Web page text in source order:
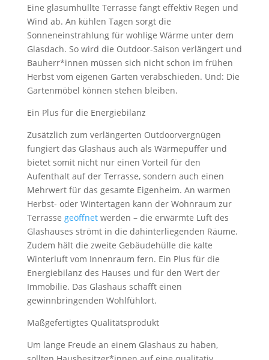
Eine glasumhüllte Terrasse fängt effektiv Regen und
Wind ab. An kühlen Tagen sorgt die
Sonneneinstrahlung für wohlige Wärme unter dem
Glasdach. So wird die Outdoor-Saison verlängert und
Bauherr*innen müssen sich nicht schon im frühen
Herbst vom eigenen Garten verabschieden. Und: Die
Gartenmöbel können stehen bleiben.
Ein Plus für die Energiebilanz
Zusätzlich zum verlängerten Outdoorvergnügen
fungiert das Glashaus auch als Wärmepuffer und
bietet somit nicht nur einen Vorteil für den
Aufenthalt auf der Terrasse, sondern auch einen
Mehrwert für das gesamte Eigenheim. An warmen
Herbst- oder Wintertagen kann der Wohnraum zur
Terrasse geöffnetwerden – die erwärmte Luft des
Glashauses strömt in die dahinterliegenden Räume.
Zudem hält die zweite Gebäudehülle die kalte
Winterluft vom Innenraum fern. Ein Plus für die
Energiebilanz des Hauses und für den Wert der
Immobilie. Das Glashaus schafft einen
gewinnbringenden Wohlfühlort.
Maßgefertigtes Qualitätsprodukt
Um lange Freude an einem Glashaus zu haben,